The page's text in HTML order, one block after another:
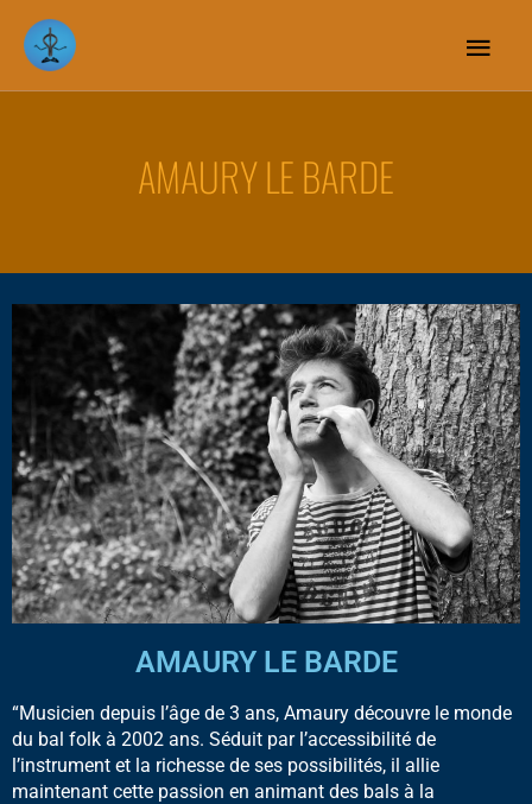
AMAURY LE BARDE
AMAURY LE BARDE
“Musicien depuis l’âge de 3 ans, Amaury découvre le monde
du bal folk à 2002 ans. Séduit par l’accessibilité de
l’instrument et la richesse de ses possibilités, il allie
maintenant cette passion en animant des bals à la